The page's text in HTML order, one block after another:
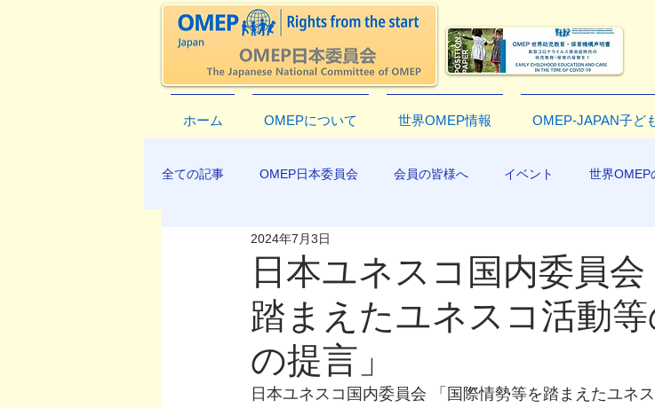
ホーム OMEPについて 世界OMEP情報 OMEP-JAPAN子ど
全ての記事 OMEP日本委員会 会員の皆様へ イベント 世界OMEP
EXCO-COMMUNICATION
日本ユネスコ国内委員
踏まえたユネスコ活動
の提言」
2024年7月3日
日本ユネスコ国内委員会 「国際情勢等を踏まえたユネ